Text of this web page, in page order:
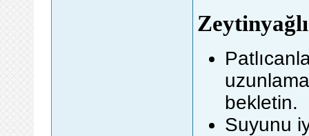
bekletin.
Suyunu